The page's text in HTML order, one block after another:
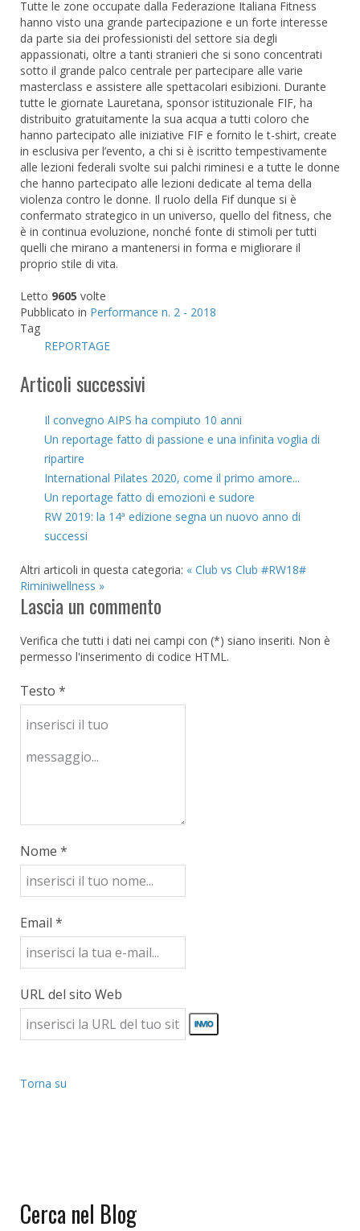
Tutte le zone occupate dalla Federazione Italiana Fitness
hanno visto una grande partecipazione e un forte interesse
da parte sia dei professionisti del settore sia degli
appassionati, oltre a tanti stranieri che si sono concentrati
sotto il grande palco centrale per partecipare alle varie
masterclass e assistere alle spettacolari esibizioni. Durante
tutte le giornate Lauretana, sponsor istituzionale FIF, ha
distribuito gratuitamente la sua acqua a tutti coloro che
hanno partecipato alle iniziative FIF e fornito le t-shirt, create
in esclusiva per l’evento, a chi si è iscritto tempestivamente
alle lezioni federali svolte sui palchi riminesi e a tutte le donne
che hanno partecipato alle lezioni dedicate al tema della
violenza contro le donne. Il ruolo della Fif dunque si è
confermato strategico in un universo, quello del fitness, che
è in continua evoluzione, nonché fonte di stimoli per tutti
quelli che mirano a mantenersi in forma e migliorare il
proprio stile di vita.
Letto 9605 volte
Pubblicato in Performance n. 2 - 2018
Tag
REPORTAGE
Articoli successivi
Il convegno AIPS ha compiuto 10 anni
Un reportage fatto di passione e una infinita voglia di
ripartire
International Pilates 2020, come il primo amore...
Un reportage fatto di emozioni e sudore
RW 2019: la 14ª edizione segna un nuovo anno di
successi
Altri articoli in questa categoria: « Club vs Club #RW18#
Riminiwellness »
Lascia un commento
Verifica che tutti i dati nei campi con (*) siano inseriti. Non è
permesso l'inserimento di codice HTML.
Testo *
Nome *
Email *
URL del sito Web
Torna su
Cerca nel Blog